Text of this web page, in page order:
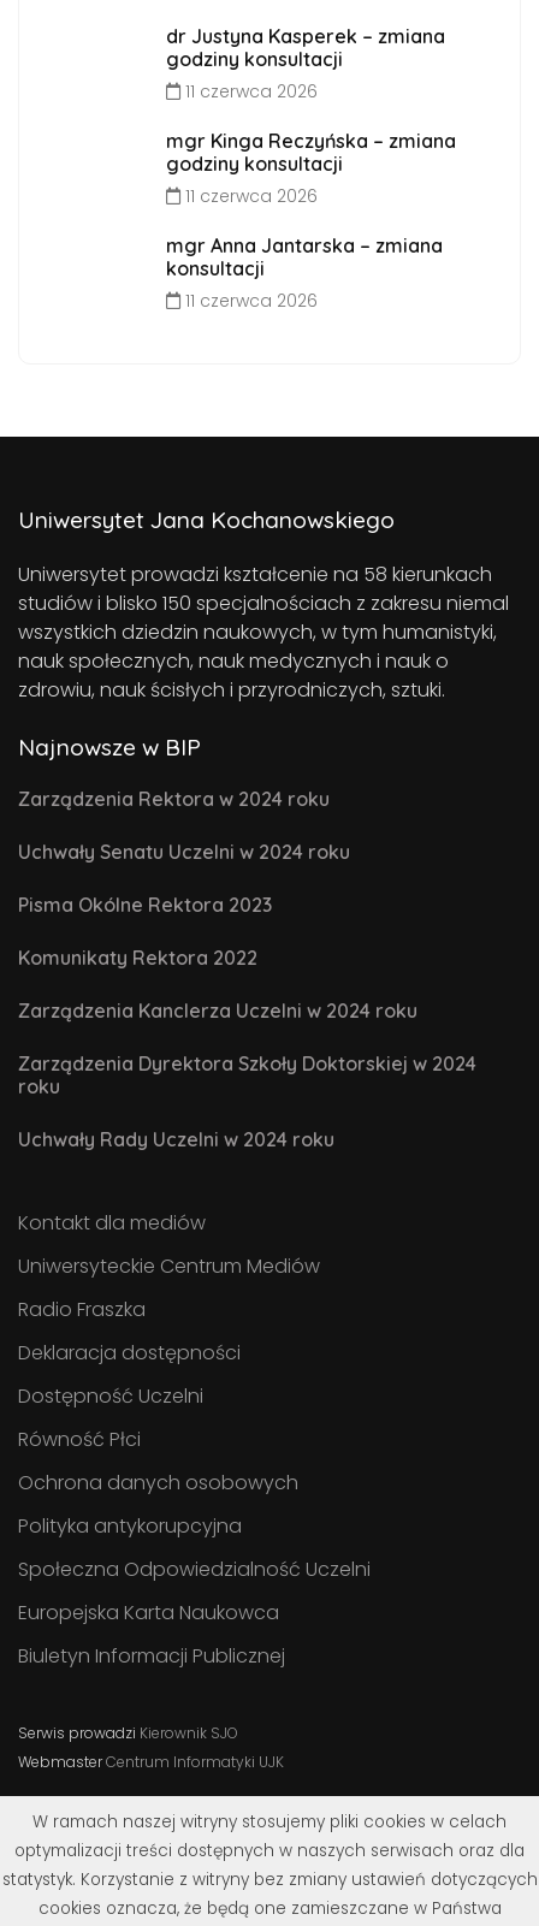
dr Justyna Kasperek – zmiana
godziny konsultacji
11 czerwca 2026
mgr Kinga Reczyńska – zmiana
godziny konsultacji
11 czerwca 2026
mgr Anna Jantarska – zmiana
konsultacji
11 czerwca 2026
Uniwersytet Jana Kochanowskiego
Uniwersytet prowadzi kształcenie na 58 kierunkach
studiów i blisko 150 specjalnościach z zakresu niemal
wszystkich dziedzin naukowych, w tym humanistyki,
nauk społecznych, nauk medycznych i nauk o
zdrowiu, nauk ścisłych i przyrodniczych, sztuki.
Najnowsze w BIP
Zarządzenia Rektora w 2024 roku
Uchwały Senatu Uczelni w 2024 roku
Pisma Okólne Rektora 2023
Komunikaty Rektora 2022
Zarządzenia Kanclerza Uczelni w 2024 roku
Zarządzenia Dyrektora Szkoły Doktorskiej w 2024
roku
Uchwały Rady Uczelni w 2024 roku
Kontakt dla mediów
Uniwersyteckie Centrum Mediów
Radio Fraszka
Deklaracja dostępności
Dostępność Uczelni
Równość Płci
Ochrona danych osobowych
Polityka antykorupcyjna
Społeczna Odpowiedzialność Uczelni
Europejska Karta Naukowca
Biuletyn Informacji Publicznej
Serwis prowadzi Kierownik SJO
WebmasterCentrum Informatyki UJK
W ramach naszej witryny stosujemy pliki cookies w celach
optymalizacji treści dostępnych w naszych serwisach oraz dla
statystyk. Korzystanie z witryny bez zmiany ustawień dotyczących
cookies oznacza, że będą one zamieszczane w Państwa